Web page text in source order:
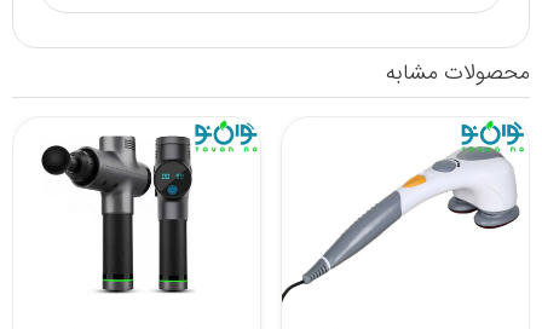
محصولات مشابه